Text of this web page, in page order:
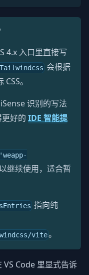
4.x 入口里直接写
会根据
。
识别的写法
好的 IDE 智能提
继续使用，适合暂
指向纯
vite。
VS Code 里显式告诉